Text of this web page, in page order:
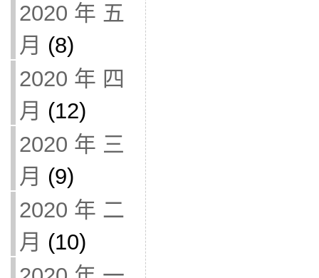
2020 年 五
月 (8)
2020 年 四
月 (12)
2020 年 三
月 (9)
2020 年 二
月 (10)